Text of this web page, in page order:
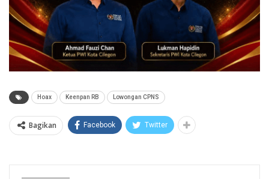
Hoax Keenpan RB Lowongan CPNS
Bagikan Facebook Twitter